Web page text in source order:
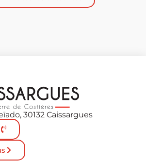
30132 Caissargues